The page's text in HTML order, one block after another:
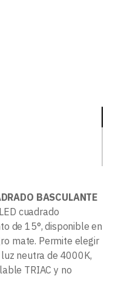
BASCULANTE
cuadrado
de 15°, disponible en
mate. Permite elegir
neutra de 4000K,
TRIAC y no